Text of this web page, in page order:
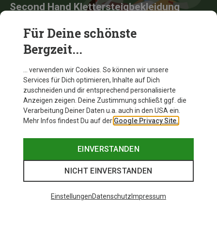
Second Hand Klettersteigbekleidung
Für Deine schönste
Bergzeit...
… verwenden wir Cookies. So können wir unsere
Services für Dich optimieren, Inhalte auf Dich
zuschneiden und dir entsprechend personalisierte
Anzeigen zeigen. Deine Zustimmung schließt ggf. die
Verarbeitung Deiner Daten u.a. auch in den USA ein.
Mehr Infos findest Du auf der Google Privacy Site.
EINVERSTANDEN
NICHT EINVERSTANDEN
EinstellungenDatenschutz Impressum